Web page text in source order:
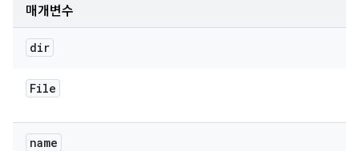
매개변수
dir
File
name